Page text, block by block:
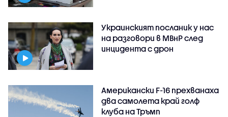
Украинският посланик у нас
на разговори в МВнР след
инцидента с дрон
Американски F-16 прехванаха
два самолета край голф
клуба на Тръмп